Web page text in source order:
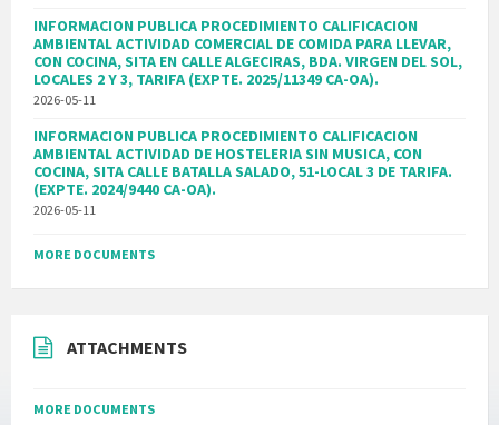
INFORMACION PUBLICA PROCEDIMIENTO CALIFICACION
AMBIENTAL ACTIVIDAD COMERCIAL DE COMIDA PARA LLEVAR,
CON COCINA, SITA EN CALLE ALGECIRAS, BDA. VIRGEN DEL SOL,
LOCALES 2 Y 3, TARIFA (EXPTE. 2025/11349 CA-OA).
2026-05-11
INFORMACION PUBLICA PROCEDIMIENTO CALIFICACION
AMBIENTAL ACTIVIDAD DE HOSTELERIA SIN MUSICA, CON
COCINA, SITA CALLE BATALLA SALADO, 51-LOCAL 3 DE TARIFA.
(EXPTE. 2024/9440 CA-OA).
2026-05-11
MORE DOCUMENTS
ATTACHMENTS
MORE DOCUMENTS